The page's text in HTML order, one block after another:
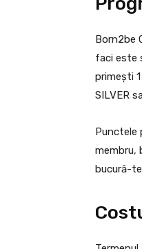
Born2be
faci este
primești
SILVER
Punctele
membru,
bucură-